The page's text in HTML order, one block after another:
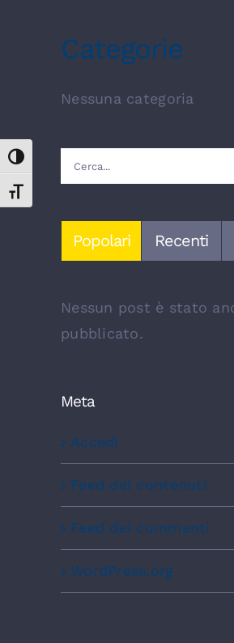
Attiva/disattiva alto contrasto
Attiva/disattiva dimensione testo
Categorie
Nessuna categoria
Cerca
per:
Popolari Recenti
Nessun post è stato
pubblicato.
Meta
Accedi
Feed dei contenuti
Feed dei commenti
WordPress.org